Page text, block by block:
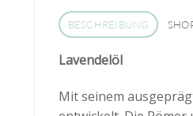
BESCHREIBUNG
Lavendelöl
Mit seinem